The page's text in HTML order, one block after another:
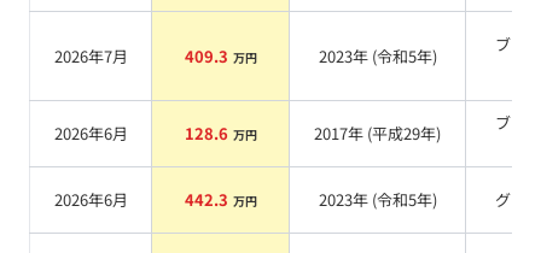
2026年7月 409.3 万円 2023年 (令和5年)
ブラ
2026年6月 128.6 万円 2017年 (平成29年)
ブラ
2026年6月 442.3 万円 2023年 (令和5年) グレー